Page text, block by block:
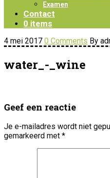
Examen
Contact
0 items
4 mei 2017 0 Comments By
water_-_wine
Geef een reactie
Je e-mailadres wordt niet
gemarkeerd met *